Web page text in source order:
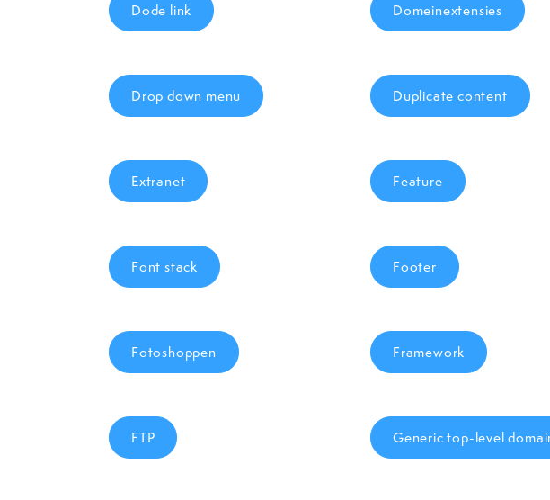
Dode link Domeinextensies
Drop down menu Duplicate content
Extranet Feature
Font stack Footer
Fotoshoppen Framework
FTP Generic top-level